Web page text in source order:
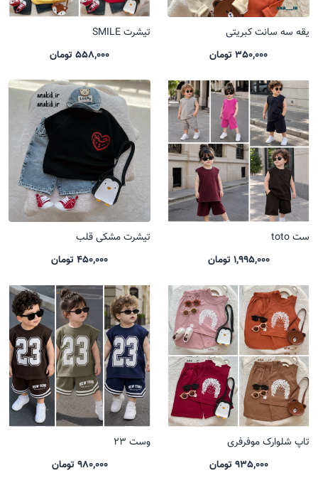
یقه سه سانت کبریتی
350,000 تومان
تیشرت SMILE
558,000 تومان
ست toto
1,995,000 تومان
تیشرت مشکی قلب
450,000 تومان
تاپ شلوارک موفرفری
935,000 تومان
وست 23
980,000 تومان